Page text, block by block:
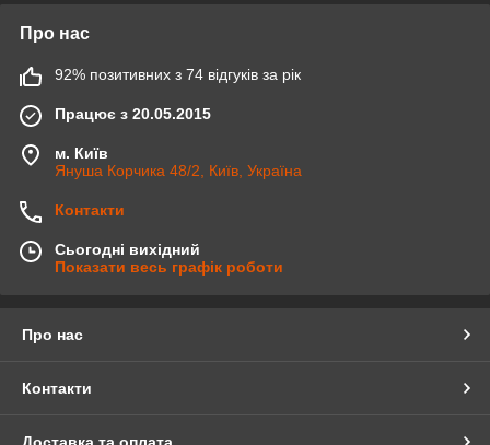
Про нас
92% позитивних з 74 відгуків за рік
Працює з 20.05.2015
м. Київ
Януша Корчика 48/2, Київ, Україна
Контакти
Сьогодні вихідний
Показати весь графік роботи
Про нас
Контакти